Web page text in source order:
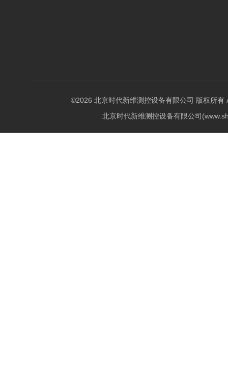
©2026 北京时代新维测控设备有限公司 版权所有
北京时代新维测控设备有限公司